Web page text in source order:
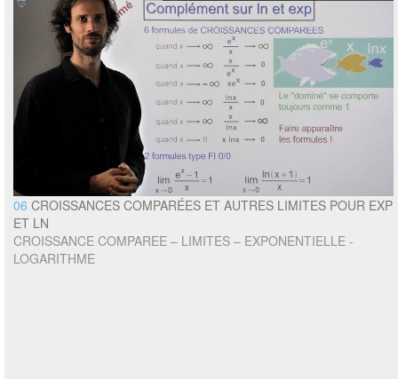
06 CROISSANCES COMPARÉES ET AUTRES LIMITES POUR EXP
ET LN
CROISSANCE COMPAREE – LIMITES – EXPONENTIELLE -
LOGARITHME